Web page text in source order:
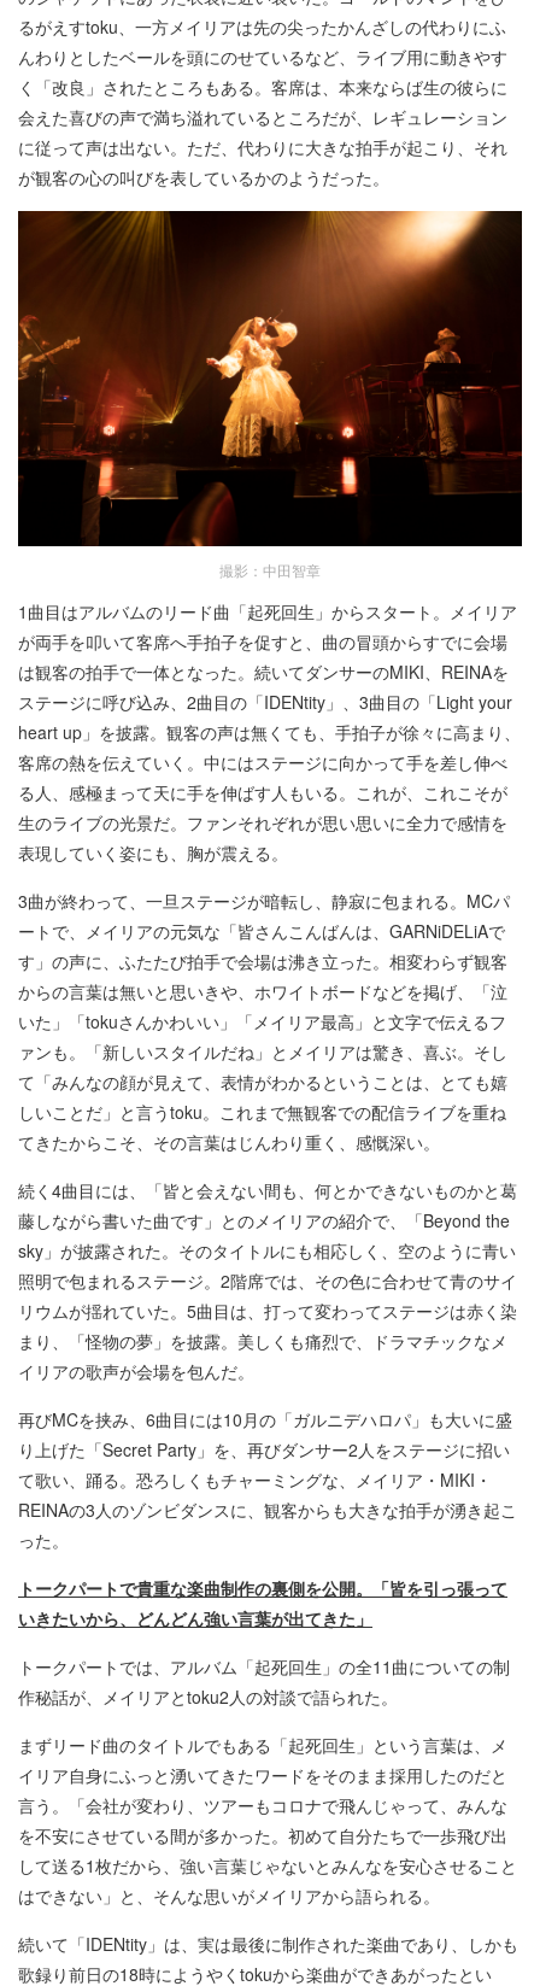
るがえすtoku、一方メイリアは先の尖ったかんざしの代わりにふ
んわりとしたベールを頭にのせているなど、ライブ用に動きやす
く「改良」されたところもある。客席は、本来ならば生の彼らに
会えた喜びの声で満ち溢れているところだが、レギュレーション
に従って声は出ない。ただ、代わりに大きな拍手が起こり、それ
が観客の心の叫びを表しているかのようだった。
撮影：中田智章
1曲目はアルバムのリード曲「起死回生」からスタート。メイリア
が両手を叩いて客席へ手拍子を促すと、曲の冒頭からすでに会場
は観客の拍手で一体となった。続いてダンサーのMIKI、REINAを
ステージに呼び込み、2曲目の「IDENtity」、3曲目の「Light your
heart up」を披露。観客の声は無くても、手拍子が徐々に高まり、
客席の熱を伝えていく。中にはステージに向かって手を差し伸べ
る人、感極まって天に手を伸ばす人もいる。これが、これこそが
生のライブの光景だ。ファンそれぞれが思い思いに全力で感情を
表現していく姿にも、胸が震える。
3曲が終わって、一旦ステージが暗転し、静寂に包まれる。MCパ
ートで、メイリアの元気な「皆さんこんばんは、GARNiDELiAで
す」の声に、ふたたび拍手で会場は沸き立った。相変わらず観客
からの言葉は無いと思いきや、ホワイトボードなどを掲げ、「泣
いた」「tokuさんかわいい」「メイリア最高」と文字で伝えるフ
ァンも。「新しいスタイルだね」とメイリアは驚き、喜ぶ。そし
て「みんなの顔が見えて、表情がわかるということは、とても嬉
しいことだ」と言うtoku。これまで無観客での配信ライブを重ね
てきたからこそ、その言葉はじんわり重く、感慨深い。
続く4曲目には、「皆と会えない間も、何とかできないものかと葛
藤しながら書いた曲です」とのメイリアの紹介で、「Beyond the
sky」が披露された。そのタイトルにも相応しく、空のように青い
照明で包まれるステージ。2階席では、その色に合わせて青のサイ
リウムが揺れていた。5曲目は、打って変わってステージは赤く染
まり、「怪物の夢」を披露。美しくも痛烈で、ドラマチックなメ
イリアの歌声が会場を包んだ。
再びMCを挟み、6曲目には10月の「ガルニデハロパ」も大いに盛
り上げた「Secret Party」を、再びダンサー2人をステージに招い
て歌い、踊る。恐ろしくもチャーミングな、メイリア・MIKI・
REINAの3人のゾンビダンスに、観客からも大きな拍手が湧き起こ
った。
トークパートで貴重な楽曲制作の裏側を公開。「皆を引っ張って
いきたいから、どんどん強い言葉が出てきた」
トークパートでは、アルバム「起死回生」の全11曲についての制
作秘話が、メイリアとtoku2人の対談で語られた。
まずリード曲のタイトルでもある「起死回生」という言葉は、メ
イリア自身にふっと湧いてきたワードをそのまま採用したのだと
言う。「会社が変わり、ツアーもコロナで飛んじゃって、みんな
を不安にさせている間が多かった。初めて自分たちで一歩飛び出
して送る1枚だから、強い言葉じゃないとみんなを安心させること
はできない」と、そんな思いがメイリアから語られる。
続いて「IDENtity」は、実は最後に制作された楽曲であり、しかも
歌録り前日の18時にようやくtokuから楽曲ができあがったとい